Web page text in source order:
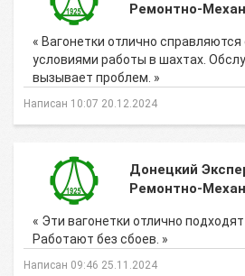
Ремонтно-
« Вагонетки отлично
условиями работы в шахтах.
вызывает проблем. »
Написан 10:07 20.12.2024
Донецкий
Ремонтно-
« Эти вагонетки отлично
Работают без сбоев. »
Написан 09:46 25.11.2024